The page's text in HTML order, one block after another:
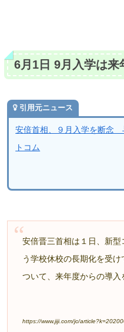
6月1日 9月入学は来
引用元ニュース
安倍首相、９月入学を断念
トコム
安倍晋三首相は１日、新
う学校休校の長期化を受
ついて、来年度からの導入
https://www.jiji.com/jc/